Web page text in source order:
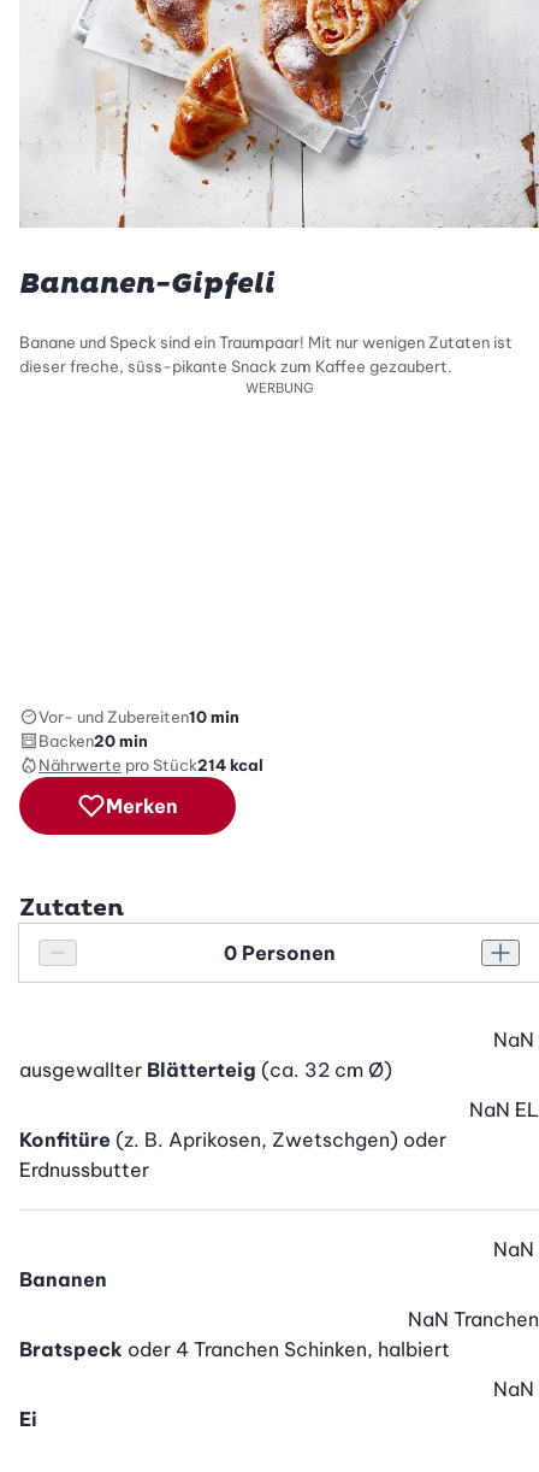
Bananen-Gipfeli
Banane und Speck sind ein Traumpaar! Mit nur wenigen Zutaten ist
dieser freche, süss-pikante Snack zum Kaffee gezaubert.
WERBUNG
Vor- und Zubereiten10 min
Backen20 min
Nährwerte pro Stück214kcal
Merken
Zutaten
Personenanzahl verringern
Personenanzahl
ausgewallter Blätterteig (ca. 32 cm Ø)
NaN
Konfitüre (z. B. Aprikosen, Zwetschgen) oder
Erdnussbutter
NaN EL
Bananen
NaN
Bratspeck oder 4 Tranchen Schinken, halbiert
NaN Tranchen
Ei
NaN